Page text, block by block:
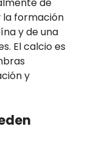
la formación
y de una
El calcio es
y